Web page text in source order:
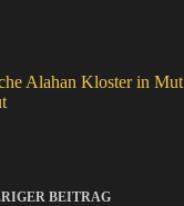
Alahan Kloster in Mut
BEITRAG